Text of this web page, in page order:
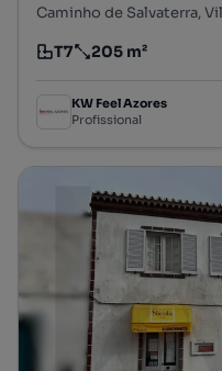
Tipologia
T7
Preço por metro
205 m²
KW Feel Azores
Profissional